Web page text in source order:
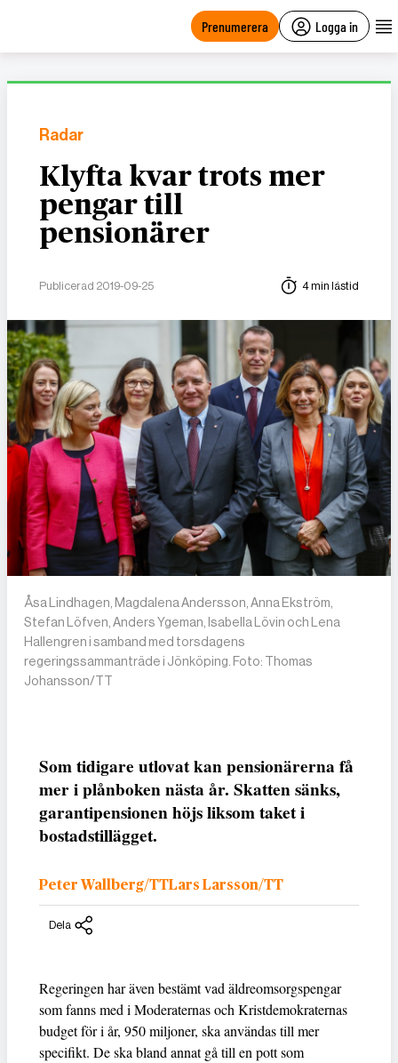
Prenumerera Logga in
Radar
Klyfta kvar trots mer
pengar till
pensionärer
Publicerad 2019-09-25 4 min lästid
Åsa Lindhagen, Magdalena Andersson, Anna Ekström,
Stefan Löfven, Anders Ygeman, Isabella Lövin och Lena
Hallengren i samband med torsdagens
regeringssammanträde i Jönköping. Foto: Thomas
Johansson/TT
Som tidigare utlovat kan pensionärerna få
mer i plånboken nästa år. Skatten sänks,
garantipensionen höjs liksom taket i
bostadstillägget.
Peter Wallberg/TTLars Larsson/TT
Dela
Regeringen har även bestämt vad äldreomsorgspengar
som fanns med i Moderaternas och Kristdemokraternas
budget för i år, 950 miljoner, ska användas till mer
specifikt. De ska bland annat gå till en pott som